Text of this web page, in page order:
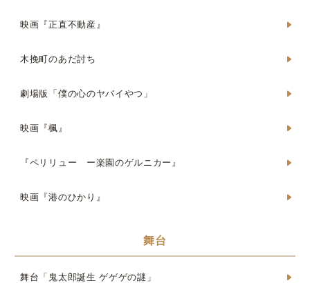
映画『正直不動産』
木挽町のあだ討ち
劇場版「僕の心のヤバイやつ」
映画『楓』
『ペリリュー ー楽園のゲルニカー』
映画『港のひかり』
舞台
舞台「鬼太郎誕生 ゲゲゲの謎」